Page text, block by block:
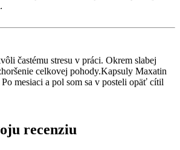
častému stresu v práci. Okrem slabej
celkovej pohody.Kapsuly Maxatin
mesiaci a pol som sa v posteli opäť cítil
recenziu